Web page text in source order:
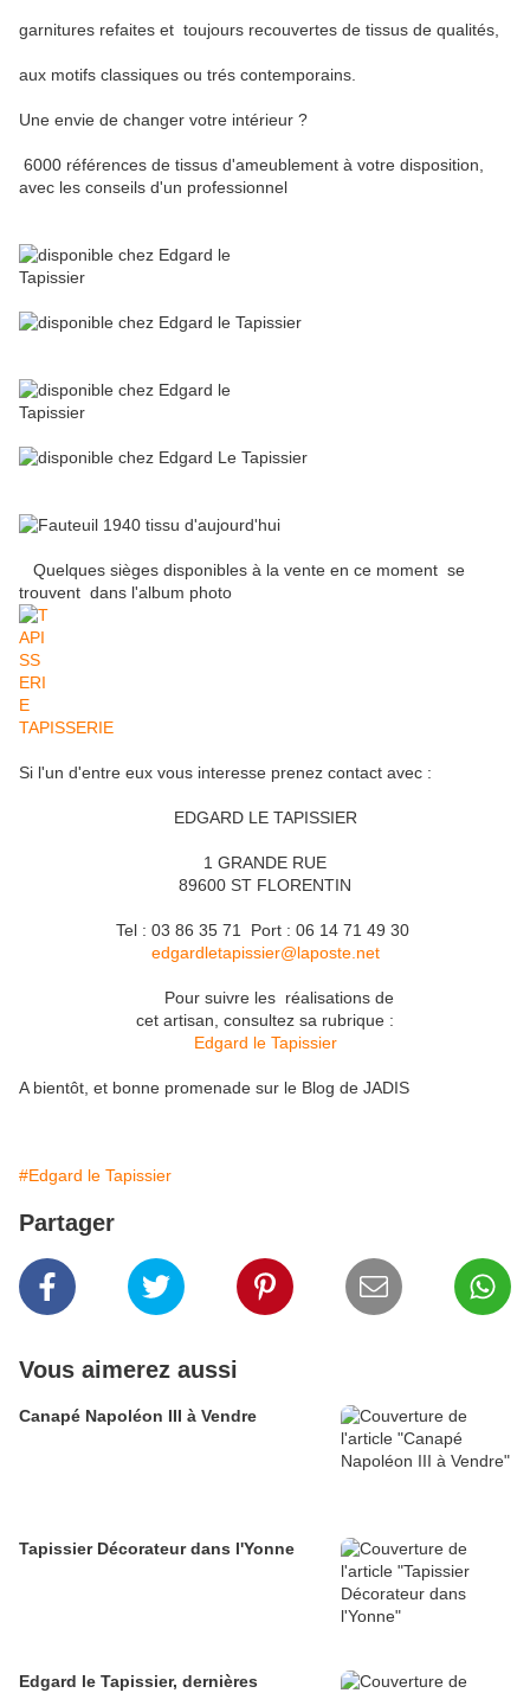
garnitures refaites et toujours recouvertes de tissus de qualités,
aux motifs classiques ou trés contemporains.
Une envie de changer votre intérieur ?
6000 références de tissus d'ameublement à votre disposition,
avec les conseils d'un professionnel
Quelques sièges disponibles à la vente en ce moment se
trouvent dans l'album photo
TAPISSERIE
Si l'un d'entre eux vous interesse prenez contact avec :
EDGARD LE TAPISSIER
1 GRANDE RUE
89600 ST FLORENTIN
Tel : 03 86 35 71 Port : 06 14 71 49 30
edgardletapissier@laposte.net
Pour suivre les réalisations de
cet artisan, consultez sa rubrique :
Edgard le Tapissier
A bientôt, et bonne promenade sur le Blog de JADIS
#Edgard le Tapissier
Partager
Vous aimerez aussi
Canapé Napoléon III à Vendre
Tapissier Décorateur dans l'Yonne
Edgard le Tapissier, dernières